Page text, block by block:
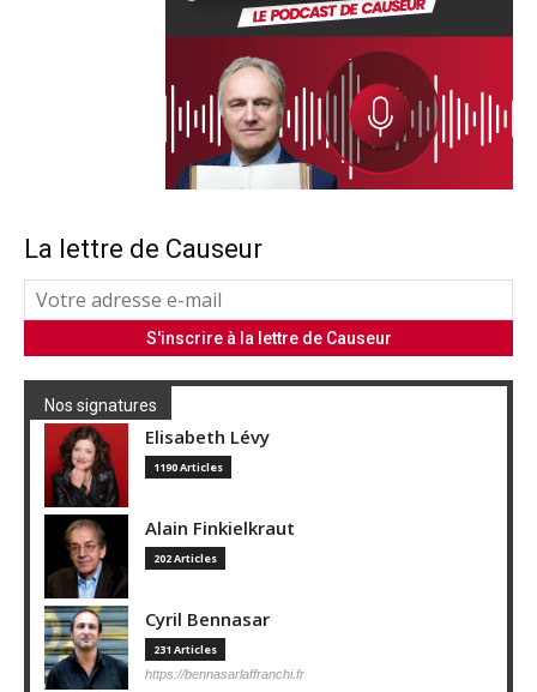
La lettre de Causeur
Nos signatures
Elisabeth Lévy
1190 Articles
Alain Finkielkraut
202 Articles
Cyril Bennasar
231 Articles
https://bennasarlaffranchi.fr